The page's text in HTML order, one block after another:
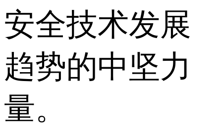
安全技术发展
趋势的中坚力
量。